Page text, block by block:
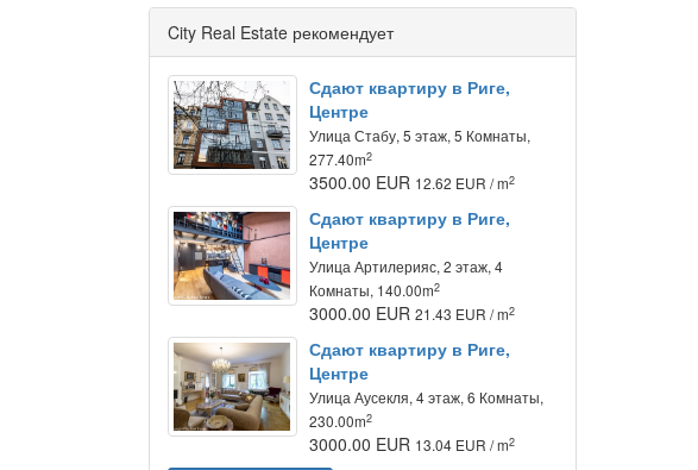
City Real Estate рекомендует
Сдают квартиру в Риге,
Центре
Улица Стабу, 5 этаж, 5 Комнаты,
277.40m2
3500.00 EUR 12.62 EUR / m2
Сдают квартиру в Риге,
Центре
Улица Артилерияс, 2 этаж, 4
Комнаты, 140.00m2
3000.00 EUR21.43 EUR / m2
Сдают квартиру в Риге,
Центре
Улица Аусекля, 4 этаж, 6 Комнаты,
230.00m2
3000.00 EUR 13.04 EUR / m2